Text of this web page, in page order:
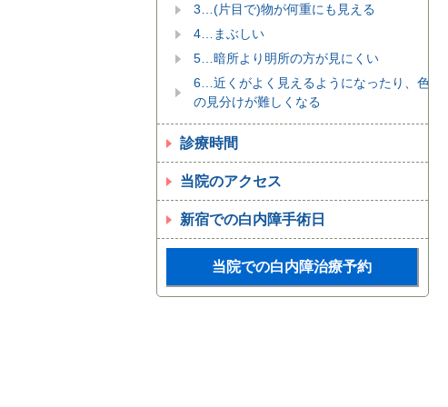
3…(片目で)物が何重にも見える
4…まぶしい
5…暗所より明所の方が見にくい
6…近くがよく見えるようになったり、色
の見分けが難しくなる
診療時間
当院のアクセス
新宿での白内障手術日
当院での白内障治療予約